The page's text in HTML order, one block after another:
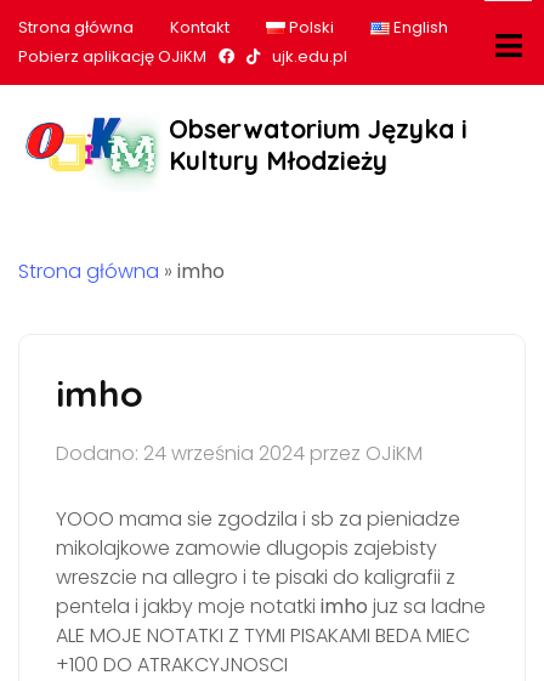
Strona główna Kontakt Polski
English
Pobierz aplikację OJiKM
Nasz profil na Facebook
Nasz profil na tiktok
ujk.edu.pl
Obserwatorium Języka i
Kultury Młodzieży
Strona główna » imho
imho
Dodano: 24 września 2024 przez OJiKM
YOOO mama sie zgodzila i sb za pieniadze
mikolajkowe zamowie dlugopis zajebisty
wreszcie na allegro i te pisaki do kaligrafii z
pentela i jakby moje notatki imho juz sa ladne
ALE MOJE NOTATKI Z TYMI PISAKAMI BEDA MIEC
+100 DO ATRAKCYJNOSCI